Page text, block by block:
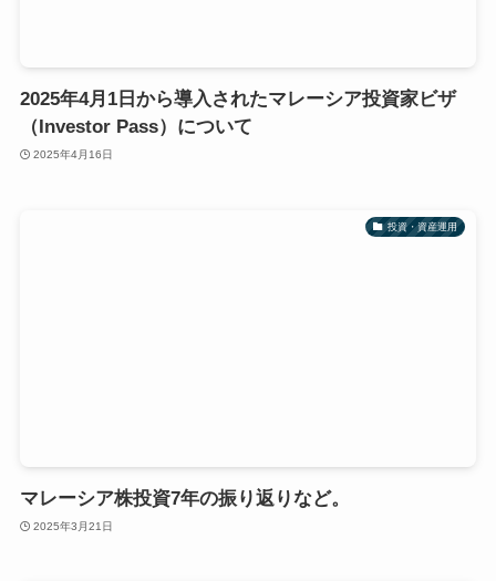
2025年4月1日から導入されたマレーシア投資家ビザ
（Investor Pass）について
2025年4月16日
投資・資産運用
マレーシア株投資7年の振り返りなど。
2025年3月21日